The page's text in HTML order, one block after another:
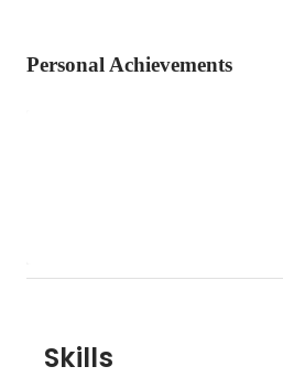
Personal Achievements
Skills